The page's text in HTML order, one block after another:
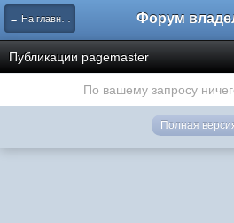
← На главную
Публикации pagemaster
По вашему запросу
Полная